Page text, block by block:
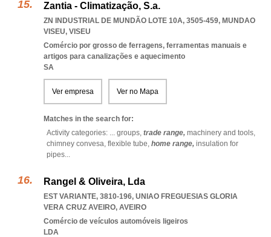
Zantia - Climatização, S.a.
ZN INDUSTRIAL DE MUNDÃO LOTE 10A, 3505-459, MUNDAO
VISEU, VISEU
Comércio por grosso de ferragens, ferramentas manuais e
artigos para canalizações e aquecimento
SA
Ver empresa Ver no Mapa
Matches in the search for:
Activity categories: ... groups, trade range, machinery and tools,
chimney convesa, flexible tube, home range, insulation for
pipes...
Rangel & Oliveira, Lda
EST VARIANTE, 3810-196, UNIAO FREGUESIAS GLORIA
VERA CRUZ AVEIRO, AVEIRO
Comércio de veículos automóveis ligeiros
LDA